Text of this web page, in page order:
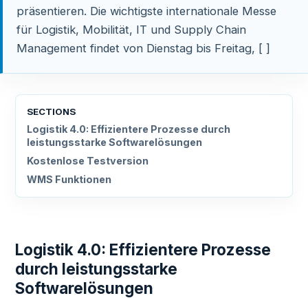
präsentieren. Die wichtigste internationale Messe
für Logistik, Mobilität, IT und Supply Chain
Management findet von Dienstag bis Freitag, [ ]
SECTIONS
Logistik 4.0: Effizientere Prozesse durch
leistungsstarke Softwarelösungen
Kostenlose Testversion
WMS Funktionen
Logistik 4.0: Effizientere Prozesse
durch leistungsstarke
Softwarelösungen